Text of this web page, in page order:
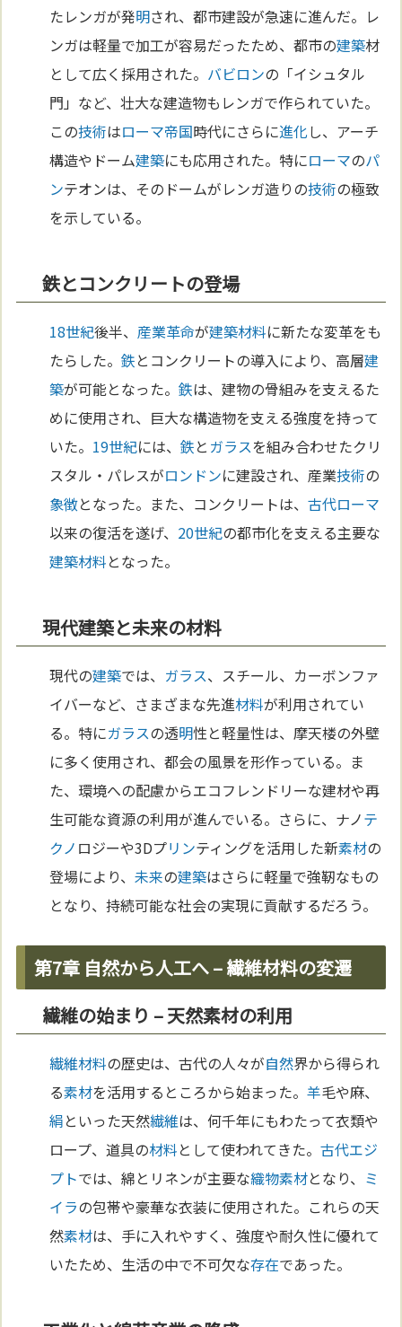
たレンガが発明され、都市建設が急速に進んだ。レ
ンガは軽量で加工が容易だったため、都市の建築材
として広く採用された。 バビロンの「イシュタル
門」など、壮大な建造物もレンガで作られていた。
この技術はローマ帝国時代にさらに進化し、アーチ
構造やドーム建築にも応用された。特にローマのパ
ンテオンは、そのドームがレンガ造りの技術の極致
を示している。
鉄とコンクリートの登場
18世紀後半、産業革命が建築材料に新たな変革をも
たらした。鉄とコンクリートの導入により、高層建
築が可能となった。鉄は、建物の骨組みを支えるた
めに使用され、巨大な構造物を支える強度を持って
いた。 19世紀には、鉄と ガラスを組み合わせたクリ
スタル・パレスがロンドンに建設され、産業技術の
象徴となった。また、コンクリートは、古代ローマ
以来の復活を遂げ、 20世紀の都市化を支える主要な
建築材料となった。
現代建築と未来の材料
現代の建築では、 ガラス、スチール、カーボンファ
イバーなど、さまざまな先進材料が利用されてい
る。特にガラスの透明性と軽量性は、摩天楼の外壁
に多く使用され、都会の風景を形作っている。ま
た、環境への配慮からエコフレンドリーな建材や再
生可能な資源の利用が進んでいる。さらに、ナノテ
クノ ロジーや3Dプリンティングを活用した新素材の
登場により、未来の建築はさらに軽量で強靭なもの
となり、持続可能な社会の実現に貢献するだろう。
第7章 自然から人工へ – 繊維材料の変遷
繊維の始まり – 天然素材の利用
繊維材料の歴史は、古代の人々が自然界から得られ
る素材を活用するところから始まった。羊毛や麻、
絹といった天然繊維は、何千年にもわたって衣類や
ロープ、道具の材料として使われてきた。古代エジ
プトでは、綿とリネンが主要な織物素材となり、 ミ
イラの包帯や豪華な衣装に使用された。これらの天
然素材は、手に入れやすく、強度や耐久性に優れて
いたため、生活の中で不可欠な存在であった。